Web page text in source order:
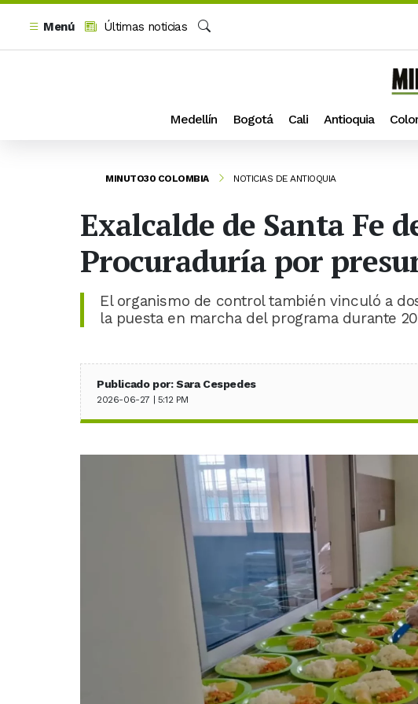
Menú
Últimas noticias
Medellín Bogotá Cali Antioquia
MINUTO30 COLOMBIA NOTICIAS DE ANTIOQUIA
Exalcalde de Santa Fe
Procuraduría por
El organismo de control también vinculó a
la puesta en marcha del programa durante
Publicado por: Sara Cespedes
2026-06-27 | 5:12 PM